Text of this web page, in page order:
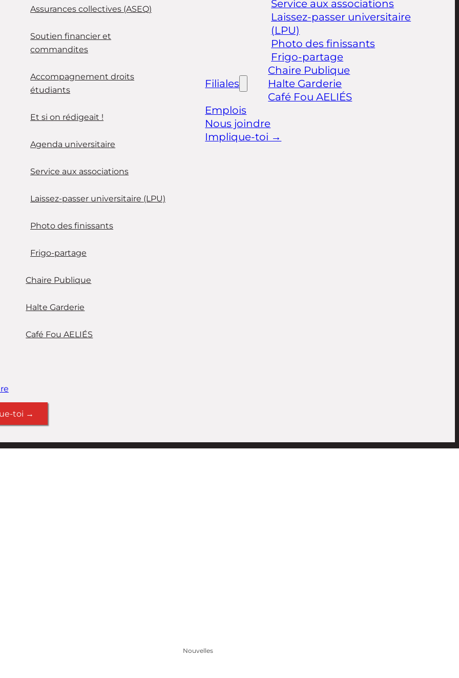
Assurances collectives (ASEQ)
Soutien financier et
commandites
Accompagnement droits
étudiants
Et si on rédigeait !
Agenda universitaire
Service aux associations
Laissez-passer universitaire (LPU)
Photo des finissants
Frigo-partage
Chaire Publique
Halte Garderie
Café Fou AELIÉS
toi →
Service aux associations
Laissez-passer universitaire
(LPU)
Photo des finissants
Frigo-partage
Filiales
Chaire Publique
Halte Garderie
Café Fou AELIÉS
Emplois
Nous joindre
Implique-toi →
Nouvelles